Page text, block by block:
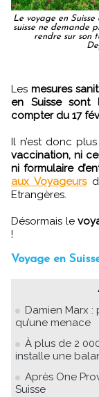
Le voyage en
suisse ne demande
rendre sur son
Les mesures
en Suisse sont
compter du 17
Il n’est donc
vaccination, ni
ni formulaire
aux Voyageurs
Etrangères.
Désormais le
!
Voyage en
Damien Marx :
qu’une menace
À plus de 2
installe une
Après One
Suisse